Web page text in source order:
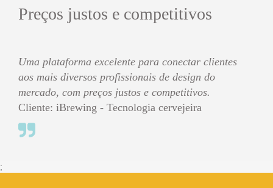
Preços justos e competitivos
Uma plataforma excelente para conectar clientes
aos mais diversos profissionais de design do
mercado, com preços justos e competitivos.
Cliente: iBrewing - Tecnologia cervejeira
;